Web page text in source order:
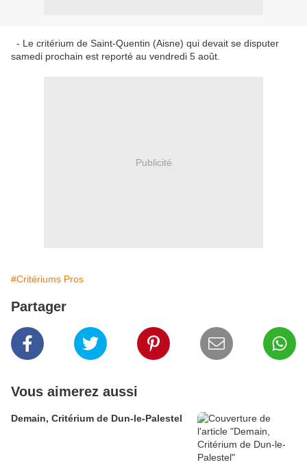
- Le critérium de Saint-Quentin (Aisne) qui devait se disputer
samedi prochain est reporté au vendredi 5 août.
Publicité
#Critériums Pros
Partager
Vous aimerez aussi
Demain, Critérium de Dun-le-Palestel